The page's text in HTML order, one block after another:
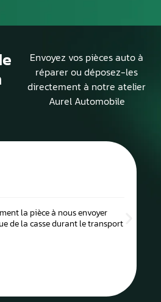
Envoyez vos pièces auto à
réparer ou déposez-les
directement à notre atelier
Aurel Automobile
la pièce à nous envoyer
de la casse durant le transport